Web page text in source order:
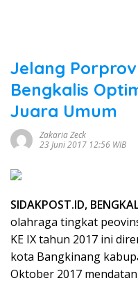
Jelang Porprov
Bengkalis
Juara Umum
Zakaria Zeck
23 Juni 2017 12:56 WIB
SIDAKPOST.ID,
olahraga tingkat
KE IX tahun 2017 ini
kota Bangkinang
Oktober 2017